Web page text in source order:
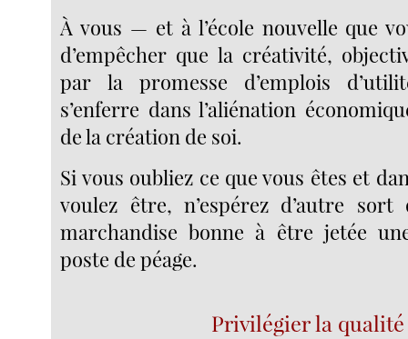
À vous — et à l’école nouvelle que
d’empêcher que la créativité,
par la promesse d’emplois
s’enferre dans l’aliénation
de la création de soi.
Si vous oubliez ce que vous êtes et
voulez être, n’espérez d’autre sort
marchandise bonne à être jetée
poste de péage.
Privilégier la qualité